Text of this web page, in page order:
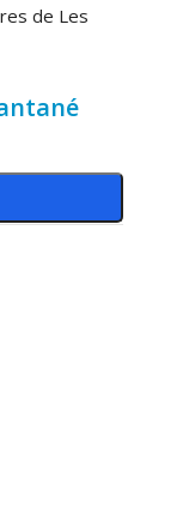
de Les